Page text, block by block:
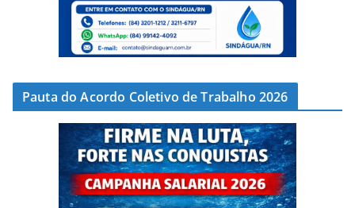
Pauta do Acordo Coletivo de Trabalho 2026